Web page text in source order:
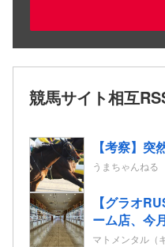
競馬サイト相互
【考察】
うまちゃんねる
【グラオ
ーム店、今
ドオープン
マトメンタル（